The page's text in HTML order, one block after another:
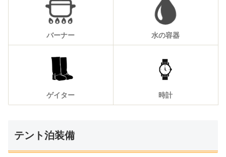
バーナー 水の容器
ゲイター 時計
テント泊装備